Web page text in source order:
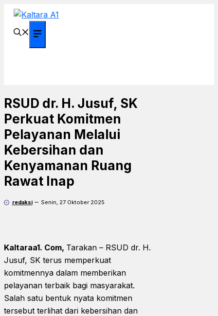
Langsung
RSUD dr. H. Jusuf, SK
Perkuat Komitmen
Pelayanan Melalui
Kebersihan dan
Kenyamanan Ruang
Rawat Inap
redaksi Senin, 27 Oktober 2025
Kaltaraa1. Com, Tarakan – RSUD dr. H.
Jusuf, SK terus memperkuat
komitmennya dalam memberikan
pelayanan terbaik bagi masyarakat.
Salah satu bentuk nyata komitmen
tersebut terlihat dari kebersihan dan